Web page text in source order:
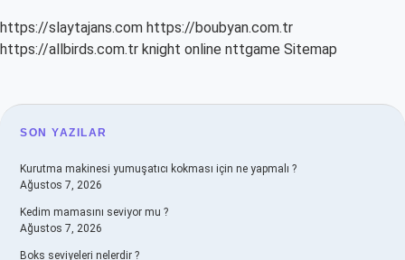
https://slaytajans.com https://boubyan.com.tr
https://allbirds.com.tr knight online nttgame Sitemap
SIDEBAR
SON YAZILAR
Kurutma makinesi yumuşatıcı kokması için ne yapmalı ?
Ağustos 7, 2026
Kedim mamasını seviyor mu ?
Ağustos 7, 2026
Boks seviyeleri nelerdir ?